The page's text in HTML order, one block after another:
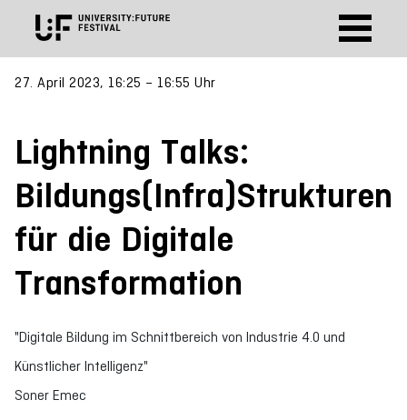
27. April 2023, 16:25 – 16:55 Uhr
Lightning Talks:
Bildungs(Infra)Strukturen
für die Digitale
Transformation
"Digitale Bildung im Schnittbereich von Industrie 4.0 und
Künstlicher Intelligenz"
Soner Emec